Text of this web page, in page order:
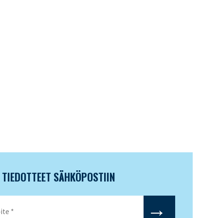
SÄHKÖPOSTIIN